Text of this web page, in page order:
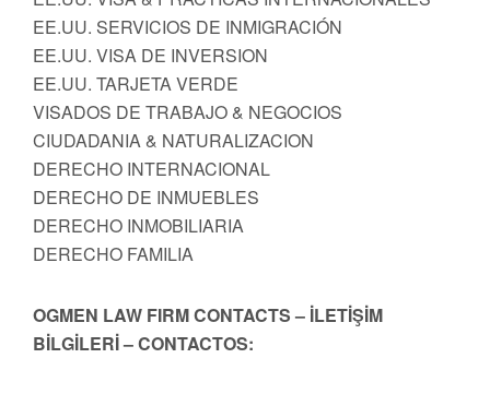
EE.UU. SERVICIOS DE INMIGRACIÓN
EE.UU. VISA DE INVERSION
EE.UU. TARJETA VERDE
VISADOS DE TRABAJO & NEGOCIOS
CIUDADANIA & NATURALIZACION
DERECHO INTERNACIONAL
DERECHO DE INMUEBLES
DERECHO INMOBILIARIA
DERECHO FAMILIA
OGMEN LAW FIRM CONTACTS – İLETİŞİM
BİLGİLERİ – CONTACTOS: